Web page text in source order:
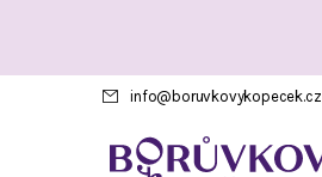
info@ boruvkovykopecek.cz